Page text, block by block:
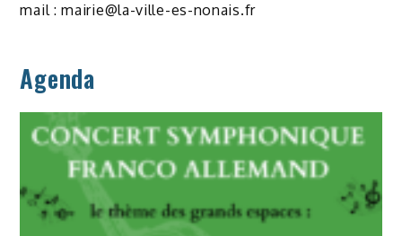
mail :mairie@la-ville-es-nonais.fr
Agenda